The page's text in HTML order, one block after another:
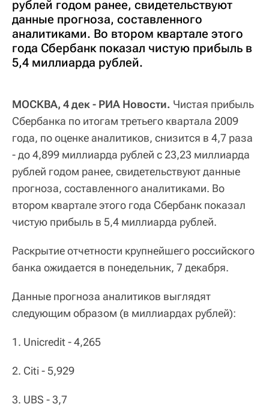
рублей годом ранее, свидетельствуют
данные прогноза, составленного
аналитиками. Во втором квартале этого
года Сбербанк показал чистую прибыль в
5,4 миллиарда рублей.
МОСКВА, 4 дек - РИА Новости. Чистая прибыль
Сбербанка по итогам третьего квартала 2009
года, по оценке аналитиков, снизится в 4,7 раза
- до 4,899 миллиарда рублей с 23,23 миллиарда
рублей годом ранее, свидетельствуют данные
прогноза, составленного аналитиками. Во
втором квартале этого года Сбербанк показал
чистую прибыль в 5,4 миллиарда рублей.
Раскрытие отчетности крупнейшего российского
банка ожидается в понедельник, 7 декабря.
Данные прогноза аналитиков выглядят
следующим образом (в миллиардах рублей):
1. Unicredit - 4,265
2. Citi - 5,929
3. UBS - 3,7